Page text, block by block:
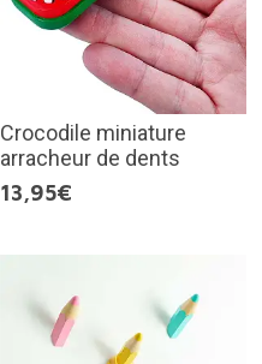
Crocodile miniature
arracheur de dents
13,95€